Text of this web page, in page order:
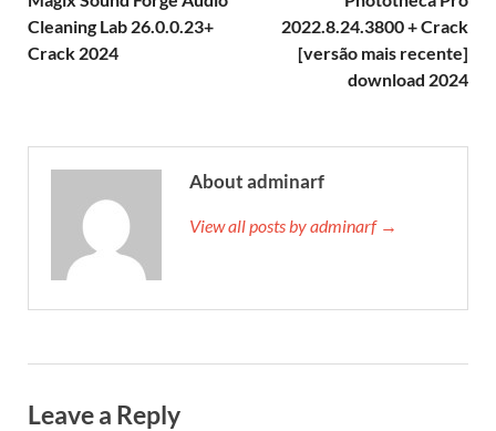
Cleaning Lab 26.0.0.23+
Crack 2024
2022.8.24.3800 + Crack
[versão mais recente]
download 2024
About adminarf
View all posts by adminarf →
Leave a Reply